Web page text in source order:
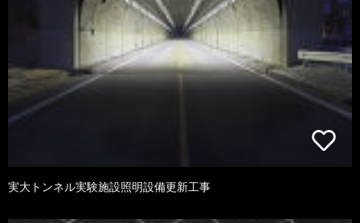
実大トンネル実験施設照明設備更新工事